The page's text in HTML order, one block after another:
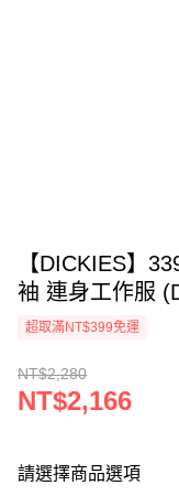
【DICKIES】
袖 連身工作服
超取滿NT$399免運
NT$2,280
NT$2,166
請選擇商品選項